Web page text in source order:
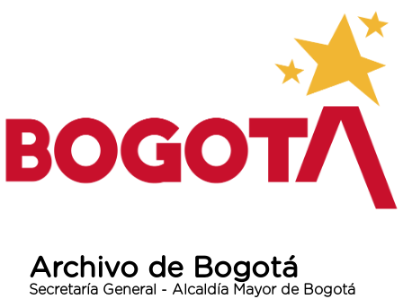
Archivo de Bogotá
Secretaría General - Alcaldía Mayor de Bogotá